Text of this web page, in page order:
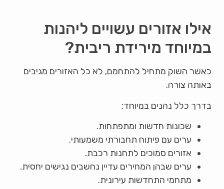
אילו אזורים עשויים ליהנות
במיוחד מירידת ריבית?
כאשר השוק מתחיל להתחמם, לא כל האזורים מגיבים
באותה צורה.
בדרך כלל נהנים במיוחד:
שכונות חדשות ומתפתחות.
ערים עם פיתוח תחבורתי משמעותי.
אזורים סמוכים לתחנות רכבת.
ערים שבהן המחירים עדיין נחשבים נגישים יחסית.
מתחמי התחדשות עירונית.